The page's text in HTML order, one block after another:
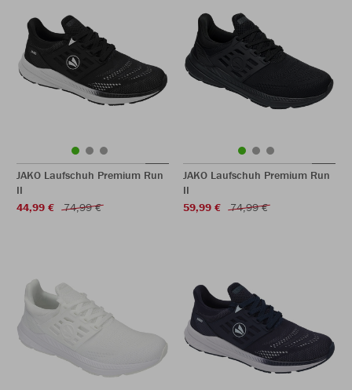
JAKO Laufschuh Premium Run
II
44,99 €
74,99 €
JAKO Laufschuh Premium Run
II
59,99 €
74,99 €